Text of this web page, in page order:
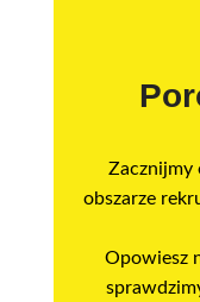
Zacznijmy
obszarze
Opowiesz